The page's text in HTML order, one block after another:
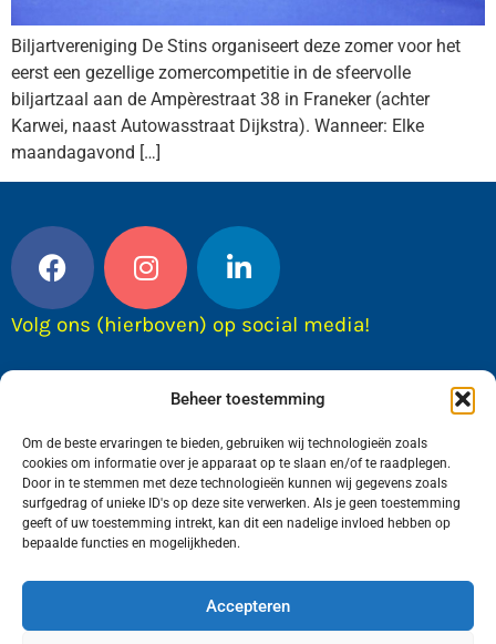
Beheer toestemming
Om de beste ervaringen te bieden, gebruiken wij technologieën zoals
cookies om informatie over je apparaat op te slaan en/of te raadplegen.
Door in te stemmen met deze technologieën kunnen wij gegevens zoals
surfgedrag of unieke ID's op deze site verwerken. Als je geen toestemming
geeft of uw toestemming intrekt, kan dit een nadelige invloed hebben op
bepaalde functies en mogelijkheden.
Accepteren
Biljartvereniging De Stins organiseert deze zomer voor het
eerst een gezellige zomercompetitie in de sfeervolle
biljartzaal aan de Ampèrestraat 38 in Franeker (achter
Karwei, naast Autowasstraat Dijkstra). Wanneer: Elke
maandagavond […]
Volg ons (hierboven) op social media!
Wij van FranekerActueel.nl verzorgen het nieuws
in de Gemeente Waadhoeke. Met als hoofdplaats